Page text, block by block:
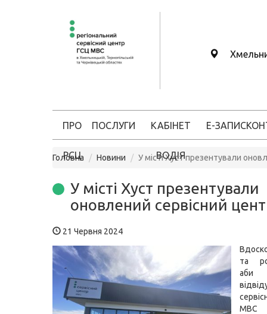
ПРО
РСЦ
ПОСЛУГИ КАБІНЕТ
ВОДІЯ
Е-ЗАПИС
Головна Новини У місті Хуст презентували
У місті Хуст презентували
оновлений сервісний
21 Червня 2024
та
МВС